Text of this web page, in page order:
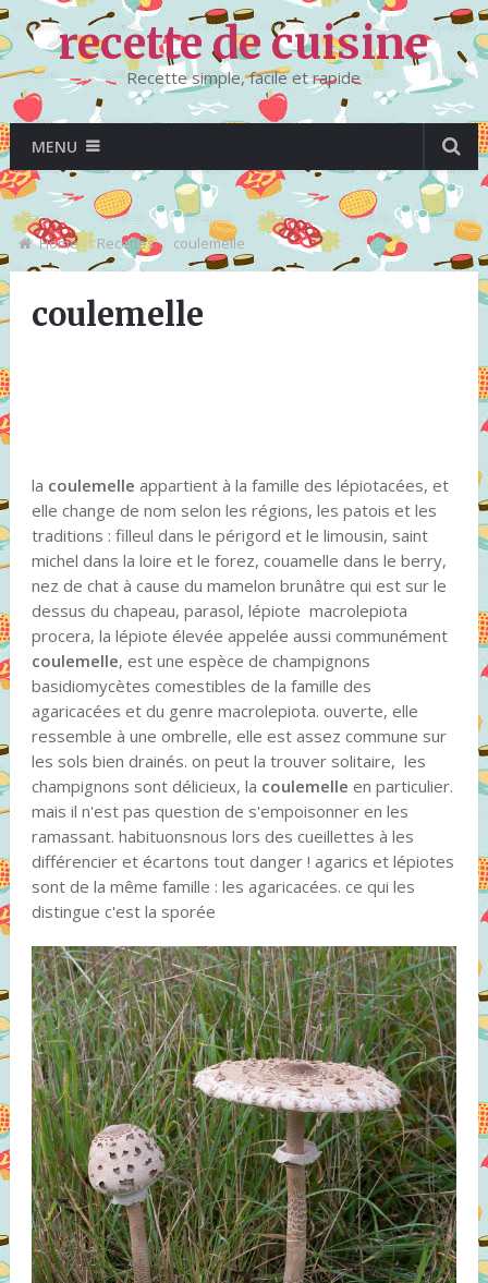
recette de cuisine
Recette simple, facile et rapide
MENU
Home Recettes coulemelle
coulemelle
la coulemelle appartient à la famille des lépiotacées, et
elle change de nom selon les régions, les patois et les
traditions : filleul dans le périgord et le limousin, saint
michel dans la loire et le forez, couamelle dans le berry,
nez de chat à cause du mamelon brunâtre qui est sur le
dessus du chapeau, parasol, lépiote macrolepiota
procera, la lépiote élevée appelée aussi communément
coulemelle, est une espèce de champignons
basidiomycètes comestibles de la famille des
agaricacées et du genre macrolepiota. ouverte, elle
ressemble à une ombrelle, elle est assez commune sur
les sols bien drainés. on peut la trouver solitaire, les
champignons sont délicieux, la coulemelle en particulier.
mais il n'est pas question de s'empoisonner en les
ramassant. habituonsnous lors des cueillettes à les
différencier et écartons tout danger ! agarics et lépiotes
sont de la même famille : les agaricacées. ce qui les
distingue c'est la sporée